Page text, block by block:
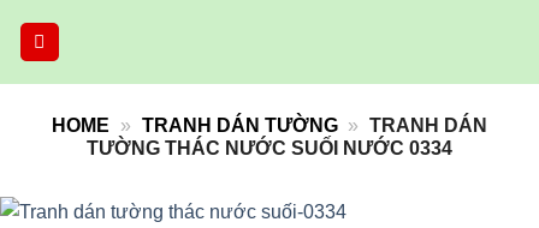
HOME » TRANH DÁN TƯỜNG » TRANH DÁN
TƯỜNG THÁC NƯỚC SUỐI NƯỚC 0334